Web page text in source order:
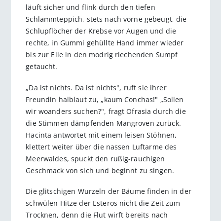
läuft sicher und flink durch den tiefen
Schlammteppich, stets nach vorne gebeugt, die
Schlupflöcher der Krebse vor Augen und die
rechte, in Gummi gehüllte Hand immer wieder
bis zur Elle in den modrig riechenden Sumpf
getaucht.
„Da ist nichts. Da ist nichts", ruft sie ihrer
Freundin halblaut zu, „kaum Conchas!" „Sollen
wir woanders suchen?", fragt Ofrasia durch die
die Stimmen dämpfenden Mangroven zurück.
Hacinta antwortet mit einem leisen Stöhnen,
klettert weiter über die nassen Luftarme des
Meerwaldes, spuckt den rußig-rauchigen
Geschmack von sich und beginnt zu singen.
Die glitschigen Wurzeln der Bäume finden in der
schwülen Hitze der Esteros nicht die Zeit zum
Trocknen, denn die Flut wirft bereits nach